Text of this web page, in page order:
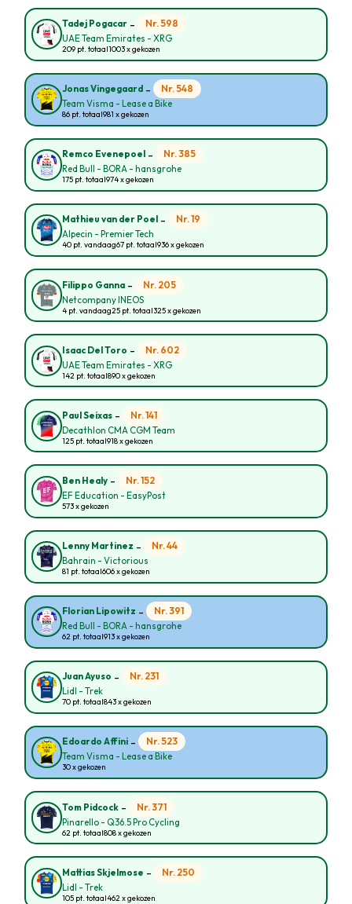
Tadej Pogacar - Nr. 598
UAE Team Emirates - XRG
209 pt. totaal1003 x gekozen
Jonas Vingegaard - Nr. 548
Team Visma - Lease a Bike
86 pt. totaal981 x gekozen
Remco Evenepoel - Nr. 385
Red Bull - BORA - hansgrohe
175 pt. totaal974 x gekozen
Mathieu van der Poel - Nr. 19
Alpecin - Premier Tech
40 pt. vandaag67 pt. totaal936 x gekozen
Filippo Ganna - Nr. 205
Netcompany INEOS
4 pt. vandaag25 pt. totaal325 x gekozen
Isaac Del Toro - Nr. 602
UAE Team Emirates - XRG
142 pt. totaal890 x gekozen
Paul Seixas - Nr. 141
Decathlon CMA CGM Team
125 pt. totaal918 x gekozen
Ben Healy - Nr. 152
EF Education - EasyPost
573 x gekozen
Lenny Martinez - Nr. 44
Bahrain - Victorious
81 pt. totaal606 x gekozen
Florian Lipowitz - Nr. 391
Red Bull - BORA - hansgrohe
62 pt. totaal913 x gekozen
Juan Ayuso - Nr. 231
Lidl - Trek
70 pt. totaal843 x gekozen
Edoardo Affini - Nr. 523
Team Visma - Lease a Bike
30 x gekozen
Tom Pidcock - Nr. 371
Pinarello - Q36.5 Pro Cycling
62 pt. totaal808 x gekozen
Mattias Skjelmose - Nr. 250
Lidl - Trek
105 pt. totaal462 x gekozen